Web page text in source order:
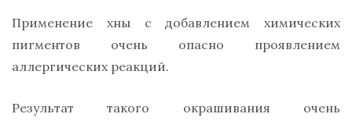
Применение хны с добавлением химических
пигментов очень опасно проявлением
аллергических реакций.
Результат такого окрашивания очень